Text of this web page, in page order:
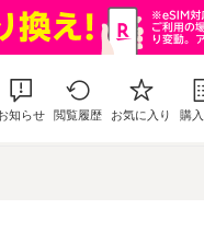
知らせ 閲覧履歴 お気に入り 購